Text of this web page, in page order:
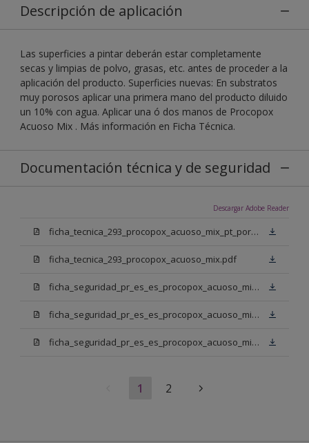
Descripción de aplicación
Las superficies a pintar deberán estar completamente
secas y limpias de polvo, grasas, etc. antes de proceder a la
aplicación del producto. Superficies nuevas: En substratos
muy porosos aplicar una primera mano del producto diluido
un 10% con agua. Aplicar una ó dos manos de Procopox
Acuoso Mix . Más información en Ficha Técnica.
Documentación técnica y de seguridad
Descargar Adobe Reader
ficha_tecnica_293_procopox_acuoso_mix_pt_portugal.pdf
ficha_tecnica_293_procopox_acuoso_mix.pdf
ficha_seguridad_pr_es_es_procopox_acuoso_mix_bb.pdf
ficha_seguridad_pr_es_es_procopox_acuoso_mix_bm.pdf
ficha_seguridad_pr_es_es_procopox_acuoso_mix_bn.pdf
1 2